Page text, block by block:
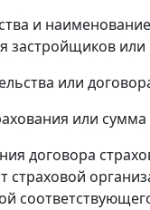
и
застройщиков или
или
или
договора